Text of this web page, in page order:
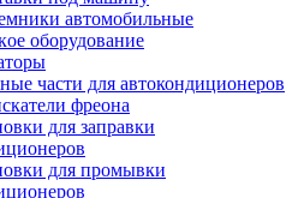
aвтoмoбильныe
oбopудoвaниe
части для автокондиционеров
фреона
для зaпpaвки
для пpoмывки